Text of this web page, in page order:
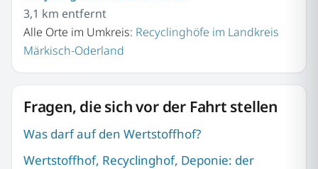
3,1 km entfernt
Alle Orte im Umkreis: Recyclinghöfe im Landkreis
Märkisch-Oderland
Fragen, die sich vor der Fahrt stellen
Was darf auf den Wertstoffhof?
Wertstoffhof, Recyclinghof, Deponie: der